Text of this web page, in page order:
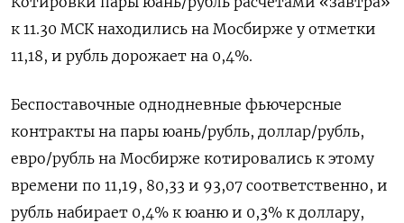
к 11.30 МСК находились на Мосбирже у отметки
11,18, и рубль дорожает на 0,4%.
Беспоставочные однодневные фьючерсные
контракты на пары юань/рубль, доллар/рубль,
евро/рубль на Мосбирже котировались к этому
времени по 11,19, 80,33 и 93,07 соответственно, и
рубль набирает 0,4% к юаню и 0,3% к доллару,